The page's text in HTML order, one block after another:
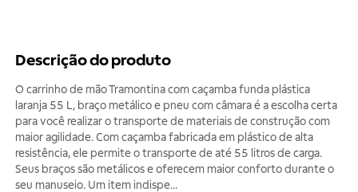
Descrição do produto
O carrinho de mão Tramontina com caçamba funda plástica
laranja 55 L, braço metálico e pneu com câmara é a escolha certa
para você realizar o transporte de materiais de construção com
maior agilidade. Com caçamba fabricada em plástico de alta
resistência, ele permite o transporte de até 55 litros de carga.
Seus braços são metálicos e oferecem maior conforto durante o
seu manuseio. Um item indispe...